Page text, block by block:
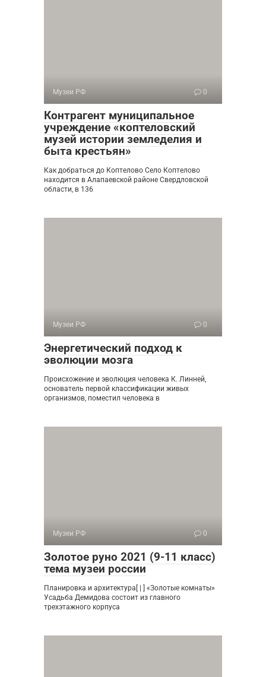
Музеи РФ 0
Контрагент муниципальное
учреждение «коптеловский
музей истории земледелия и
быта крестьян»
Как добраться до Коптелово Село Коптелово
находится в Алапаевской районе Свердловской
области, в 136
Музеи РФ 0
Энергетический подход к
эволюции мозга
Происхожение и эволюция человека К. Линней,
основатель первой классификации живых
организмов, поместил человека в
Музеи РФ 0
Золотое руно 2021 (9-11 класс)
тема музеи россии
Планировка и архитектура[ | ] «Золотые комнаты»
Усадьба Демидова состоит из главного
трехэтажного корпуса